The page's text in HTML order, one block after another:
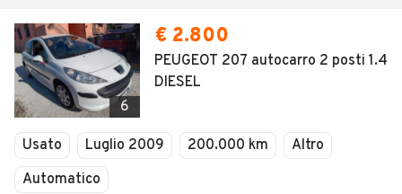
6
€ 2.800
PEUGEOT 207 autocarro 2 posti 1.4
DIESEL
Usato Luglio 2009 200.000 km
Altro
Automatico